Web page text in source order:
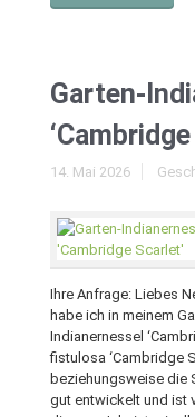
Garten-
14. Mai 2026
Ihre Anfrage: Liebes
habe ich in meinem
Indianernessel
fistulosa ‘Cambridge
beziehungsweise die
gut entwickelt und ist